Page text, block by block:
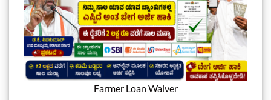
Farmer Loan Waiver